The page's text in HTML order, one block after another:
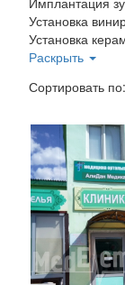
Установка
Установка
Установка
Установка
Раскрыть
Сортировать по: